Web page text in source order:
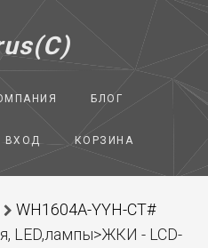
БЛОГ
ВХОД КОРЗИНА
WH1604A-YYH-CT#
LED,лампы>ЖКИ - LCD-